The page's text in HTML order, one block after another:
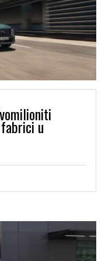
u